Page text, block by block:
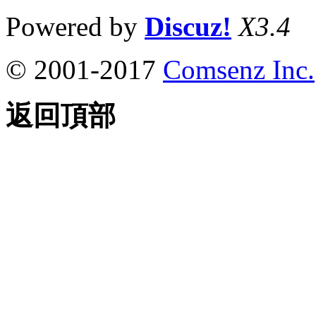
Powered by Discuz! X3.4
© 2001-2017 Comsenz Inc.
返回頂部